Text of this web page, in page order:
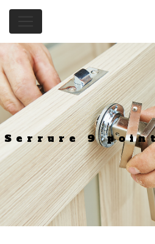
Panneau de gestion des cookies
Serrure 9